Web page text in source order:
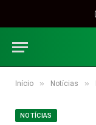
Início » Notícias »
NOTÍCIAS